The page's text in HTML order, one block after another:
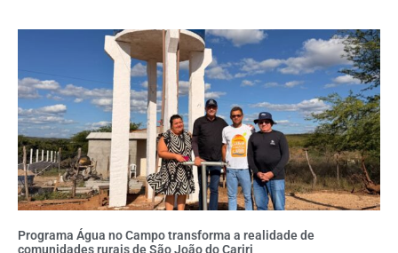
Programa Água no Campo transforma a realidade de
comunidades rurais de São João do Cariri